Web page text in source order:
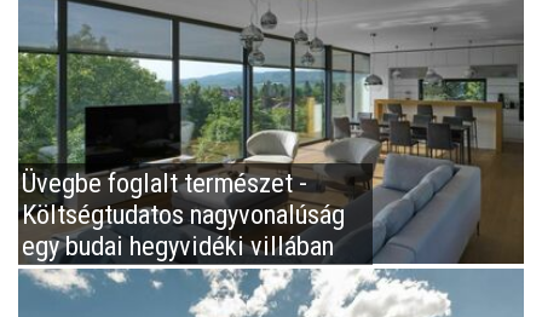
Üvegbe foglalt természet -
Költségtudatos nagyvonalúság
egy budai hegyvidéki villában